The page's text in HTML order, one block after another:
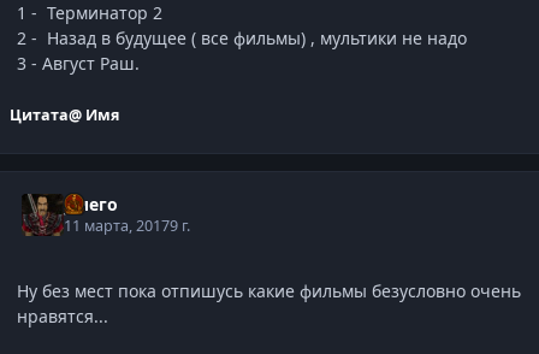
1 - Терминатор 2
2 - Назад в будущее ( все фильмы) , мультики не надо
3 - Август Раш.
Цитата@ Имя
Диего
11 марта, 20179 г.
Ну без мест пока отпишусь какие фильмы безусловно очень
нравятся...